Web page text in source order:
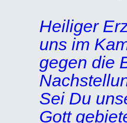
Heiliger
uns im
gegen die
Sei Du
Gott